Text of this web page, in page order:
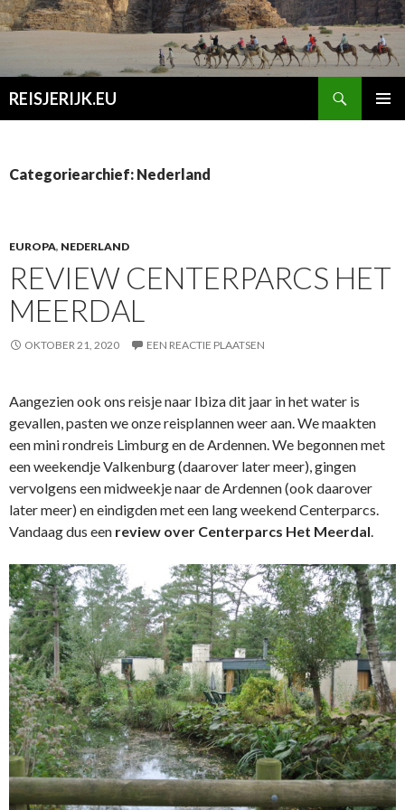
REISJERIJK.EU
Categoriearchief: Nederland
EUROPA, NEDERLAND
REVIEW CENTERPARCS HET
MEERDAL
OKTOBER 21, 2020 EEN REACTIE PLAATSEN
Aangezien ook ons reisje naar Ibiza dit jaar in het water is
gevallen, pasten we onze reisplannen weer aan. We maakten
een mini rondreis Limburg en de Ardennen. We begonnen met
een weekendje Valkenburg (daarover later meer), gingen
vervolgens een midweekje naar de Ardennen (ook daarover
later meer) en eindigden met een lang weekend Centerparcs.
Vandaag dus een review over Centerparcs Het Meerdal.